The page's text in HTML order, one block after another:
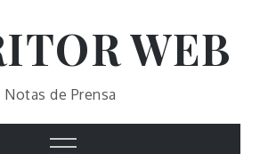
WEB
Notas de Prensa
Menu